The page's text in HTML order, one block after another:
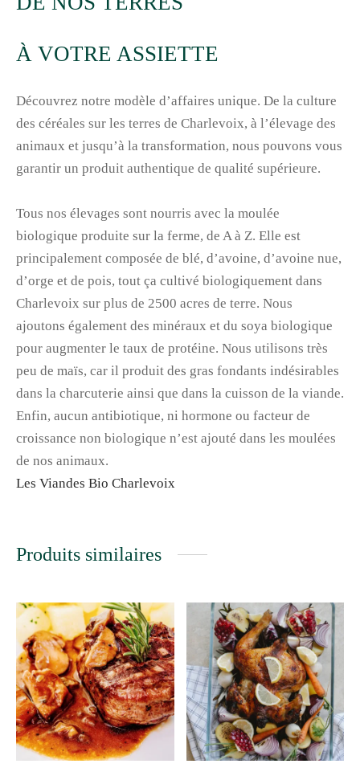
À VOTRE ASSIETTE
Découvrez notre modèle d’affaires unique. De la culture
des céréales sur les terres de Charlevoix, à l’élevage des
animaux et jusqu’à la transformation, nous pouvons vous
garantir un produit authentique de qualité supérieure.
Tous nos élevages sont nourris avec la moulée
biologique produite sur la ferme, de A à Z. Elle est
principalement composée de blé, d’avoine, d’avoine nue,
d’orge et de pois, tout ça cultivé biologiquement dans
Charlevoix sur plus de 2500 acres de terre. Nous
ajoutons également des minéraux et du soya biologique
pour augmenter le taux de protéine. Nous utilisons très
peu de maïs, car il produit des gras fondants indésirables
dans la charcuterie ainsi que dans la cuisson de la viande.
Enfin, aucun antibiotique, ni hormone ou facteur de
croissance non biologique n’est ajouté dans les moulées
de nos animaux.
Les Viandes Bio Charlevoix
Produits similaires